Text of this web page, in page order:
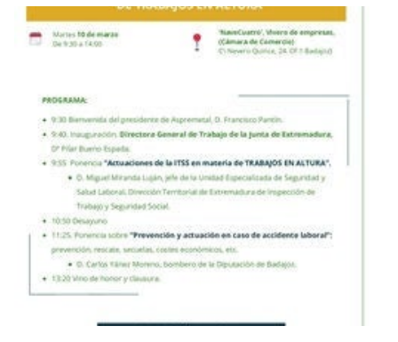
900 61 00
61
Autónomos